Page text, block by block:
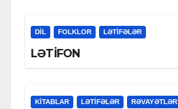
DİL FOLKLOR LƏTIFƏLƏR
LƏTİFON
KİTABLAR LƏTIFƏLƏR RƏVAYƏTLƏR